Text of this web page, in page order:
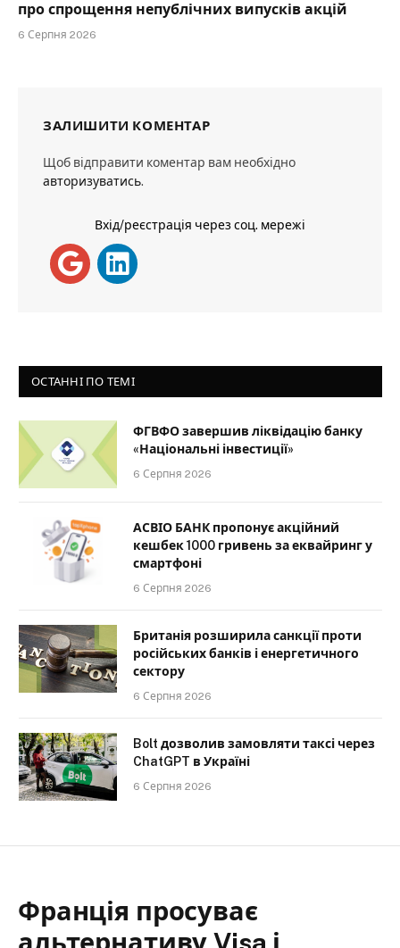
про спрощення непублічних випусків акцій
6 Серпня 2026
ЗАЛИШИТИ КОМЕНТАР
Щоб відправити коментар вам необхідно
авторизуватись.
Вхід/реєстрація через соц. мережі
ОСТАННІ ПО ТЕМІ
ФГВФО завершив ліквідацію банку
«Національні інвестиції»
6 Серпня 2026
АСВІО БАНК пропонує акційний
кешбек 1000 гривень за еквайринг у
смартфоні
6 Серпня 2026
Британія розширила санкції проти
російських банків і енергетичного
сектору
6 Серпня 2026
Bolt дозволив замовляти таксі через
ChatGPT в Україні
6 Серпня 2026
Франція просуває